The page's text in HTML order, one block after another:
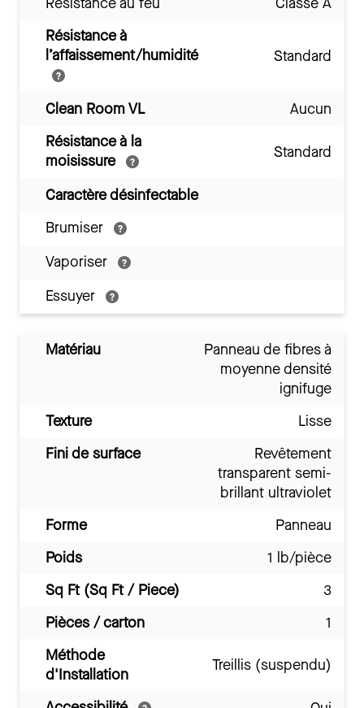
Résistance à
l’affaissement/humidité
Standard
Clean Room VL
Aucun
Résistance à la
moisissure
Standard
Caractère désinfectable
Brumiser
Vaporiser
Essuyer
Matériau
Panneau de fibres à
moyenne densité
ignifuge
Texture
Lisse
Fini de surface
Revêtement
transparent semi-
brillant ultraviolet
Forme
Panneau
Poids
1 lb/pièce
Sq Ft (Sq Ft / Piece)
3
Pièces / carton
1
Méthode
d'Installation
Treillis (suspendu)